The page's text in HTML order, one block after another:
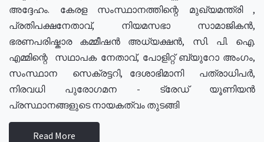
അദ്ദേഹം. കേരള സംസ്ഥാനത്തിന്റെ മുഖ്യമന്ത്രി ,
പ്രതിപക്ഷനേതാവ്, നിയമസഭാ സാമാജികൻ,
ഭരണപരിഷ്കാര കമ്മീഷൻ അധ്യക്ഷൻ, സി. പി. ഐ.
എമ്മിന്റെ സഥാപക നേതാവ്, പോളിറ്റ് ബ്യുറോ അംഗം,
സംസ്ഥാന സെക്രട്ടറി, ദേശാഭിമാനി പത്രാധിപർ,
നിരവധി പുരോഗമന - ട്രേഡ് യൂണിയൻ
പ്രസ്ഥാനങ്ങളുടെ നായകത്വം തുടങ്ങി
Read More